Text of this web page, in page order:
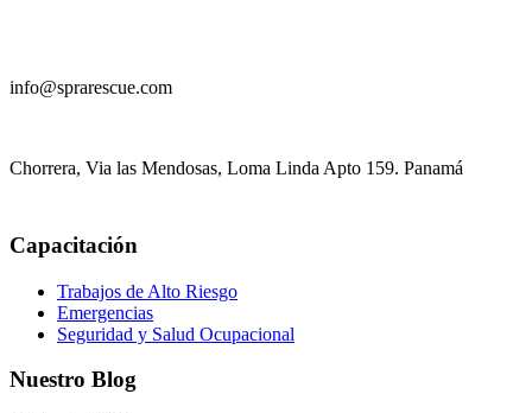
info@sprarescue.com
Chorrera, Via las Mendosas, Loma Linda Apto 159. Panamá
Capacitación
Trabajos de Alto Riesgo
Emergencias
Seguridad y Salud Ocupacional
Nuestro Blog